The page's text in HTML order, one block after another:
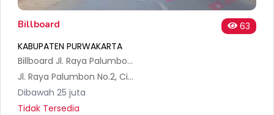
Billboard
63
KABUPATEN PURWAKARTA
Billboard Jl. Raya Palumbon, Citamiang, Kec. Maniis, Kabupaten Purwakarta (Sisi1)
Jl. Raya Palumbon No.2, Citamiang, Kec. Maniis, Kabupaten Purwakarta, Jawa Barat 41166, Indonesia
Dibawah 25 juta
Tidak Tersedia